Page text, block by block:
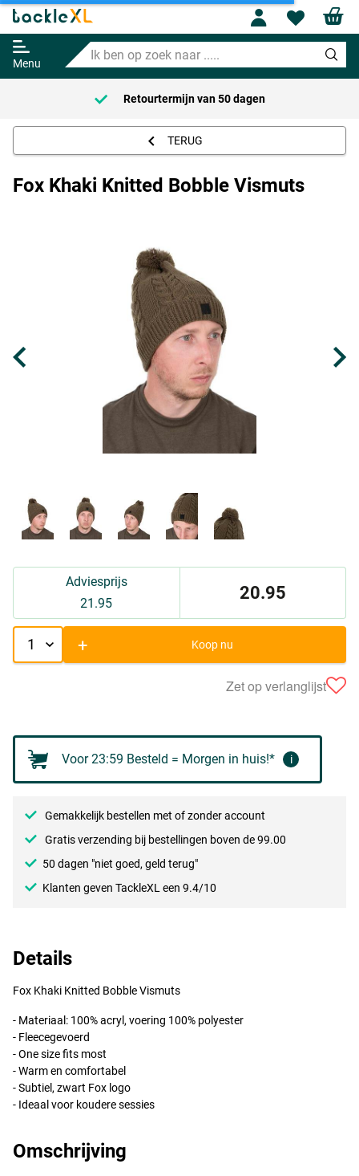
Menu
Ik
ben
op
zoek
naar
Profile
Fox Khaki Knitted Bobble Vismuts
Adviesprijs
21.95
20.95
Retourtermijn van 50 dagen
TERUG
Fox Khaki Knitted Bobble Vismuts
Adviesprijs
21.95
20.95
+ Koop nu
Zet op verlanglijst
Voor 23:59 Besteld = Morgen in huis!* i
Gemakkelijk bestellen met of zonder account
Gratis verzending bij bestellingen boven de 99.00
50 dagen "niet goed, geld terug"
Klanten geven TackleXL een 9.4/10
Details
Fox Khaki Knitted Bobble Vismuts
- Materiaal: 100% acryl, voering 100% polyester
- Fleecegevoerd
- One size fits most
- Warm en comfortabel
- Subtiel, zwart Fox logo
- Ideaal voor koudere sessies
Omschrijving